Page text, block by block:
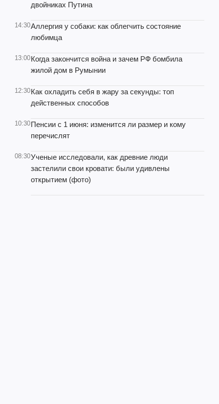
двойниках Путина
14:30Аллергия у собаки: как облегчить состояние
любимца
13:00Когда закончится война и зачем РФ бомбила
жилой дом в Румынии
12:30Как охладить себя в жару за секунды: топ
действенных способов
10:30Пенсии с 1 июня: изменится ли размер и кому
перечислят
08:30Ученые исследовали, как древние люди
застелили свои кровати: были удивлены
открытием (фото)